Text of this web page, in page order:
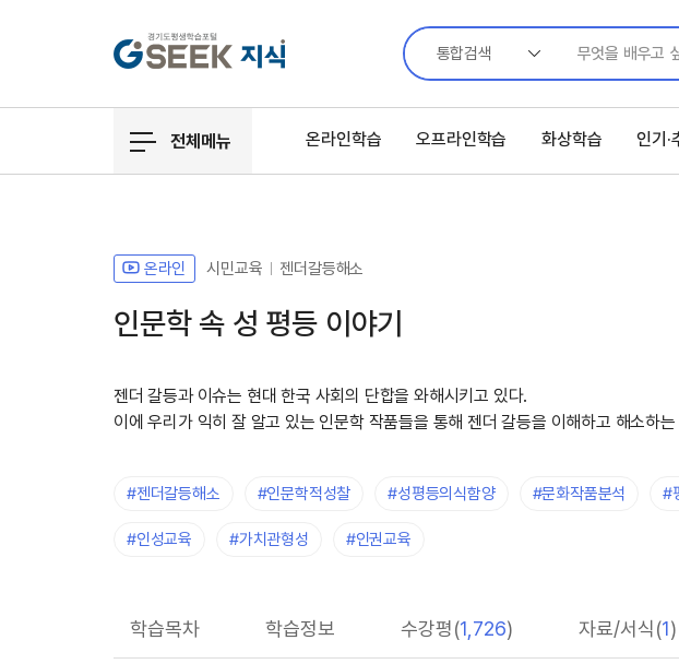
통합검색
전체메뉴 온라인학습 오프라인학습 화상학습 인기·
온라인 시민교육 젠더갈등해소
인문학 속 성 평등 이야기
젠더 갈등과 이슈는 현대 한국 사회의 단합을 와해시키고 있다.
이에 우리가 익히 잘 알고 있는 인문학 작품들을 통해 젠더 갈등을 이해하고 해소하
#젠더갈등해소 #인문학적성찰 #성평등의식함양 #문화작품분석 #
#인성교육 #가치관형성 #인권교육
학습목차 학습정보 수강평(1,726) 자료/서식(1)